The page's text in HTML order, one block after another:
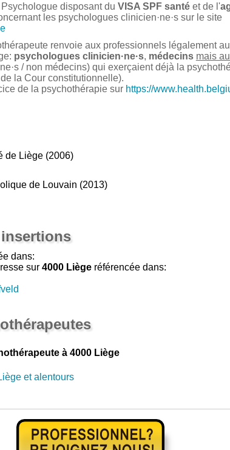
Psychologue disposant du VISA SPF santéet de l'
les psychologues clinicien·ne·s sur le site
renvoie aux professionnels légalement
psychologues clinicien·ne·s, médecins mais
/ non médecins) qui exerçaient déjà la
la Cour constitutionnelle).
de la psychothérapie sur https://
de Liège (2006)
de Louvain (2013)
dans:
sur 4000 Liègeréférencée dans:
à 4000 Liège
et alentours